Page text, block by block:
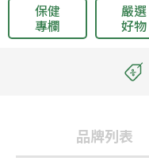
保健
專欄
嚴選
好物
品牌列表